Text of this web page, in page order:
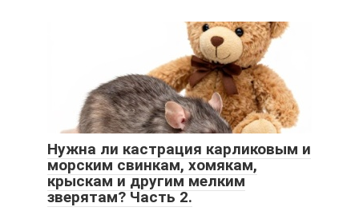
Нужна ли кастрация карликовым и
морским свинкам, хомякам,
крыскам и другим мелким
зверятам? Часть 2.